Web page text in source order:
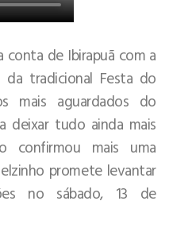
conta de Ibirapuã com a
da tradicional Festa do
mais aguardados do
deixar tudo ainda mais
confirmou mais uma
promete levantar
no sábado, 13 de